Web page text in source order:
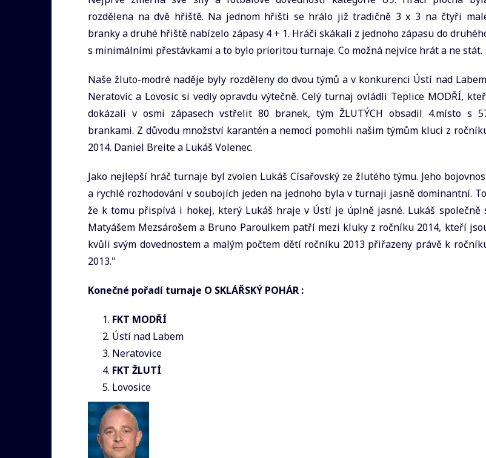
rozdělena na dvě hřiště. Na jednom hřišti se hrálo již tradičně 3 x 3 na čtyři
branky a druhé hřiště nabízelo zápasy 4 + 1. Hráči skákali z jednoho zápasu do
s minimálními přestávkami a to bylo prioritou turnaje. Co možná nejvíce hrát a ne stát.
Naše žluto-modré naděje byly rozděleny do dvou týmů a v konkurenci Ústí nad
Neratovic a Lovosic si vedly opravdu výtečně. Celý turnaj ovládli Teplice MODŘÍ,
dokázali v osmi zápasech vstřelit 80 branek, tým ŽLUTÝCH obsadil 4.místo s
brankami. Z důvodu množství karantén a nemocí pomohli našim týmům kluci z
2014. Daniel Breite a Lukáš Volenec.
Jako nejlepší hráč turnaje byl zvolen Lukáš Císařovský ze žlutého týmu. Jeho
a rychlé rozhodování v soubojích jeden na jednoho byla v turnaji jasně dominantní.
že k tomu přispívá i hokej, který Lukáš hraje v Ústí je úplně jasné. Lukáš společně
Matyášem Mezsárošem a Bruno Paroulkem patří mezi kluky z ročníku 2014, kteří
kvůli svým dovednostem a malým počtem dětí ročníku 2013 přiřazeny právě k
2013."
Konečné pořadí turnaje O SKLÁŘSKÝ POHÁR :
FKT MODŘÍ
Ústí nad Labem
Neratovice
FKT ŽLUTÍ
Lovosice